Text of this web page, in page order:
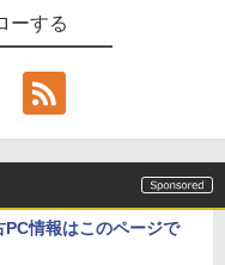
ーする
情報はこのページで